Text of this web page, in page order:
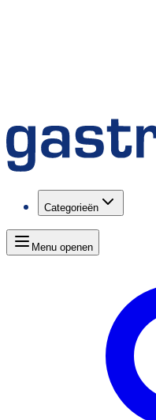
Categorieën
Menu openen